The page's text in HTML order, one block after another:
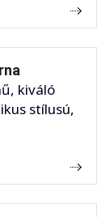
kiváló
stílusú,